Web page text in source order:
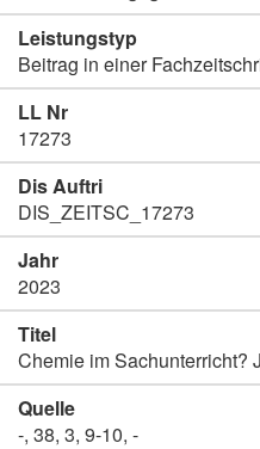
Leistungstyp
Beitrag in einer
LL Nr
17273
Dis Auftri
DIS_ZEITSC_17273
Jahr
2023
Titel
Chemie im Sachunterricht?
Quelle
-, 38, 3, 9-10, -